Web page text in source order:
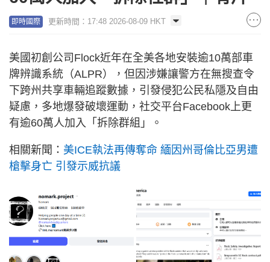
即時國際 更新時間：17:48 2026-08-09 HKT
美國初創公司Flock近年在全美各地安裝逾10萬部車
牌辨識系統（ALPR），但因涉嫌讓警方在無搜查令
下跨州共享車輛追蹤數據，引發侵犯公民私隱及自由
疑慮，多地爆發破壞運動，社交平台Facebook上更
有逾60萬人加入「拆除群組」。
相關新聞： 美ICE執法再傳奪命 緬因州哥倫比亞男遭
槍擊身亡 引發示威抗議